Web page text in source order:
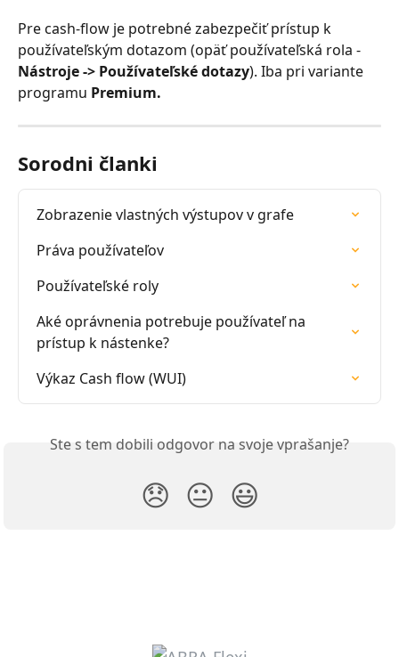
Pre cash-flow je potrebné zabezpečiť prístup k
používateľským dotazom (opäť používateľská rola -
Nástroje -> Používateľské dotazy). Iba pri variante
programu Premium.
Sorodni članki
Zobrazenie vlastných výstupov v grafe
Práva používateľov
Používateľské roly
Aké oprávnenia potrebuje používateľ na
prístup k nástenke?
Výkaz Cash flow (WUI)
Ste s tem dobili odgovor na svoje vprašanje?
😞 😐 😃